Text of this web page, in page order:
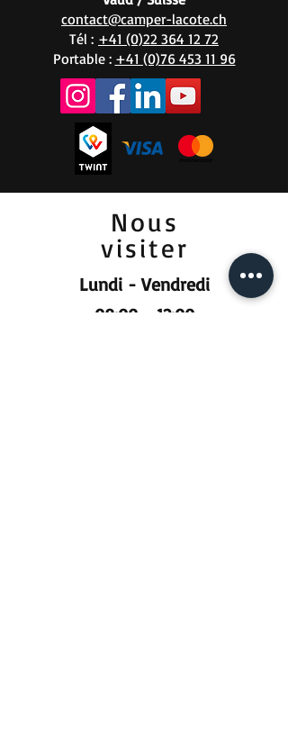
contact@camper-lacote.ch
Tél : +41 (0)22 364 12 72
Portable : +41 (0)76 453 11 96
Nous
visiter
Lundi - Vendredi
08:00 - 12:00